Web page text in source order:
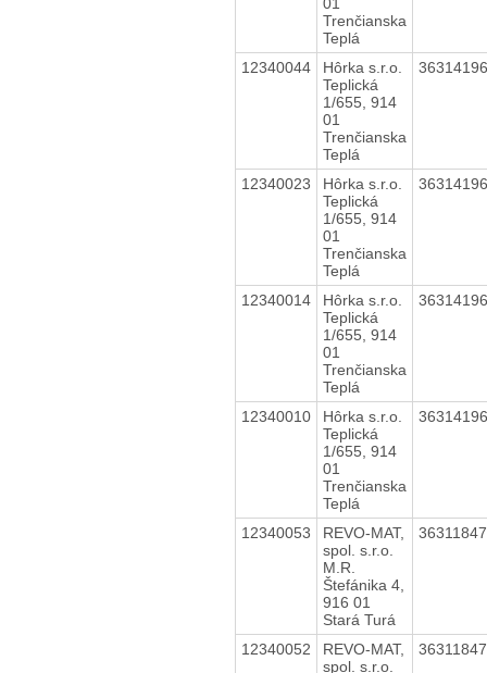
Trenčianska
Teplá
12340044
Hôrka s.r.o.
Teplická
1/655, 914
01
Trenčianska
Teplá
12340023
Hôrka s.r.o.
Teplická
1/655, 914
01
Trenčianska
Teplá
12340014
Hôrka s.r.o.
Teplická
1/655, 914
01
Trenčianska
Teplá
12340010
Hôrka s.r.o.
Teplická
1/655, 914
01
Trenčianska
Teplá
12340053
REVO-MAT,
spol. s.r.o.
M.R.
Štefánika 4,
916 01
Stará Turá
12340052
REVO-MAT,
spol. s.r.o.